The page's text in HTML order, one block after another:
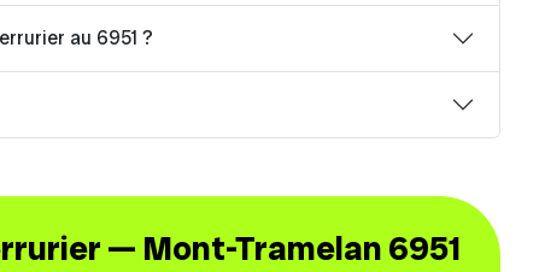
au 6951 ?
— Mont-Tramelan 6951